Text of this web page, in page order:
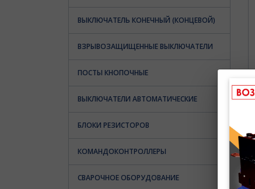
ВЫКЛЮЧАТЕЛЬ КОНЕЧНЫЙ (КОНЦЕВОЙ)
ВЗРЫВОЗАЩИЩЕННЫЕ ВЫКЛЮЧАТЕЛИ
ПОСТЫ КНОПОЧНЫЕ
ВЫКЛЮЧАТЕЛИ АВТОМАТИЧЕСКИЕ
БЛОКИ РЕЗИСТОРОВ
КОМАНДОКОНТРОЛЛЕРЫ
СВАРОЧНОЕ ОБОРУДОВАНИЕ